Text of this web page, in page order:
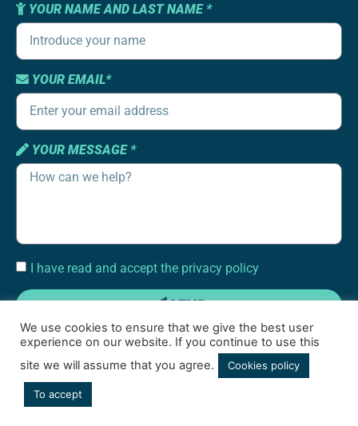
YOUR NAME AND LAST NAME *
YOUR EMAIL*
YOUR MESSAGE *
I have read and accept the privacy policy
SEND
Terms of use
We use cookies to ensure that we give the best user
experience on our website. If you continue to use this
site we will assume that you agree.
Cookies policy
To accept